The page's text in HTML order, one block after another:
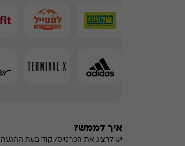
איך לממש?
יש להציג את הכרטיס/ קוד בעת